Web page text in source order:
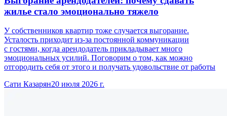
жилье стало эмоционально тяжело
У собственников квартир тоже случается выгорание.
Усталость приходит из-за постоянной коммуникации
с гостями, когда арендодатель прикладывает много
эмоциональных усилий. Поговорим о том, как можно
отгородить себя от этого и получать удовольствие от работы
Сати Казарян20 июля 2026 г.